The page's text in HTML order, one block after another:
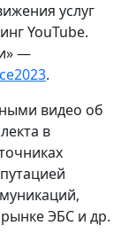
услуг
YouTube.
—
.
видео об
в
ЭБС и др.